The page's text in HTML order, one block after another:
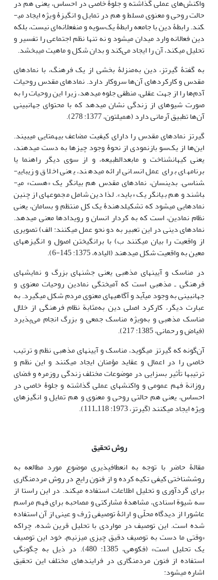
واکنش‌‌‌های عملی گذاشته و جلوۀ خاصی در احساس، یعنی هم در
حالت روحی و معنوی مسلط و هم در تمایل و انگیزۀ ویژه ایجاد می­
کند. رابطۀ دین با جامعه رابطۀ یک‌سویه و منفعلانه‌ای نیست، بلکه
دین فعالانه وارد میدان می­شود و نه­ تنها نظم اجتماعی را تفسیر و
تحلیل می­کند، آن را ایجاد می‌کند و بدان شکل و ماهیت می­بخشد.
به گفتۀ گیرتز، دین به‌منزلۀ بخشی از یک فرهنگ، با نمادهای
مقدس و کارکردهای آن‌‌‌ها سروکار دارد. نمادهای مقدس روحیات
آدم‌‌‌ها را از جهت عقلی، منطقی جلوه می­دهد، زیرا این روحیات را به
صورت شیوه­ای از زندگی نشان می­دهد که با محتوای جهان­بینی
آن‌‌‌ها تطبیق آرمانی دارد (همیلتون، 1377: 278).
گیرتز نمادهای مقدس را دارای کیفیت مضاعف بی­همتایی می­بیند.
این‌‌‌ها از یک‌سو بازنمودی از نحوۀ وجود چیزها به دست می­دهند،
یعنی کیهان­شناخت و مابعدالطبیعه، و از سوی دیگر راهنما یا
برنامه­ای برای عمل انسانی ارائه می­دهند، یعنی اخلاق و زیبایی­
شناسی. بدین­سان، نمادهای مقدس هم بیانگر یک «هست» می­
باشند و هم بیانگر یک «باید». لذا دین شامل مجموعه­ای از چنین
نمادهایی می­شود که تشکیل‎دهندۀ یک کل منتظم و بسامان، یعنی
نظام نمادین، است که به کردار انسان و رویدادها معنی می­دهد.
نمادهای دینی در این تعبیر به دو نحو عمل می­کنند: الف) تصویری
از واقعیت را بیان می­کنند ب) با برانگیختن اصول و انگیزه­های
معین به واقعیت شکل می­دهند (الیاده، 1375: 145-6).
در مناسک و آیین‎های مذهبی یعنی جشن‎های بزرگ و نمایش‎های
فرهنگی ـ مذهبی است که آمیختگی نمادین روحیات معنوی و
جهان‎بینی به وجود می‎آید و آگاهی‎های معنوی مردم شکل می‎گیرد. به
عبارت دیگر، کارکرد اصلی دین به‌مثابة نظام فرهنگی از خلال
مناسک مذهبی و به‌ویژه مناسک جمعی و بزرگ انجام می‌پذیرد
(فیاض و رحمانی، 1385: 217).
آن‌گونه که گیرتز می‎گوید، مناسک و آیین‎های مذهبی نظم و ترتیب
خاصی را در اعمال و عقاید مؤمنان ایجاد می‎کنند و این نظم و
ترتیب‎ها تأثیر بسزایی در موضوعات مختلف زندگی روزمره و فضای
روزانة فهم عمومی و واکنش‎های عملی گذاشته و جلوۀ خاصی در
احساس، یعنی هم حالتی روحی و معنوی و هم تمایل و انگیزه‎ای
ویژه ایجاد می‎کنند (گیرتز، 1973: 118ـ111).
روش تحقیق
مقالۀ حاضر با توجه به انعطاف‎پذیری موضوع مورد مطالعه به
روش‎شناختی کیفی تکیه‎ کرده و از فنون رایج در روش مردم‎نگاری
برای گردآوری و تحلیل اطلاعات استفاده می‎کند. در این راستا از
سه شیوة اسنادی، مشاهدۀ مشارکتی و مصاحبه برای فهم مراسم
عاشورا از دیدگاه محلّی و ارائۀ توصیفی ژرف و عینی از آن استفاده
شده ‎است. این توصیف در مواردی با تحلیل قرین شده، چراکه
«وقتی ما دست به توصیف دقیق چیزی می‎زنیم، خود این توصیف
یک تحلیل است» (فکوهی، 1385: 480). در ذیل به چگونگی
استفاده از فنون مردم‎نگاری در فرایندهای مختلف این تحقیق
اشاره می‎شود: